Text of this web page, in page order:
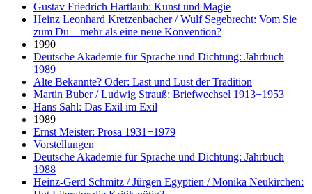
Gustav Friedrich Hartlaub: Kunst und Magie
Heinz Leonhard Kretzenbacher / Wulf Segebrecht: Vom Sie
zum Du – mehr als eine neue Konvention?
1990
Deutsche Akademie für Sprache und Dichtung: Jahrbuch
1989
Alte Bekannte? Oder: Last und Lust der Tradition
Martin Buber / Ludwig Strauß: Briefwechsel 1913−1953
Hans Sahl: Das Exil im Exil
1989
Ernst Meister: Prosa 1931−1979
Vorstellungen
Deutsche Akademie für Sprache und Dichtung: Jahrbuch
1988
Heinz-Gerd Schmitz / Jürgen Egyptien / Monika Neukirchen: